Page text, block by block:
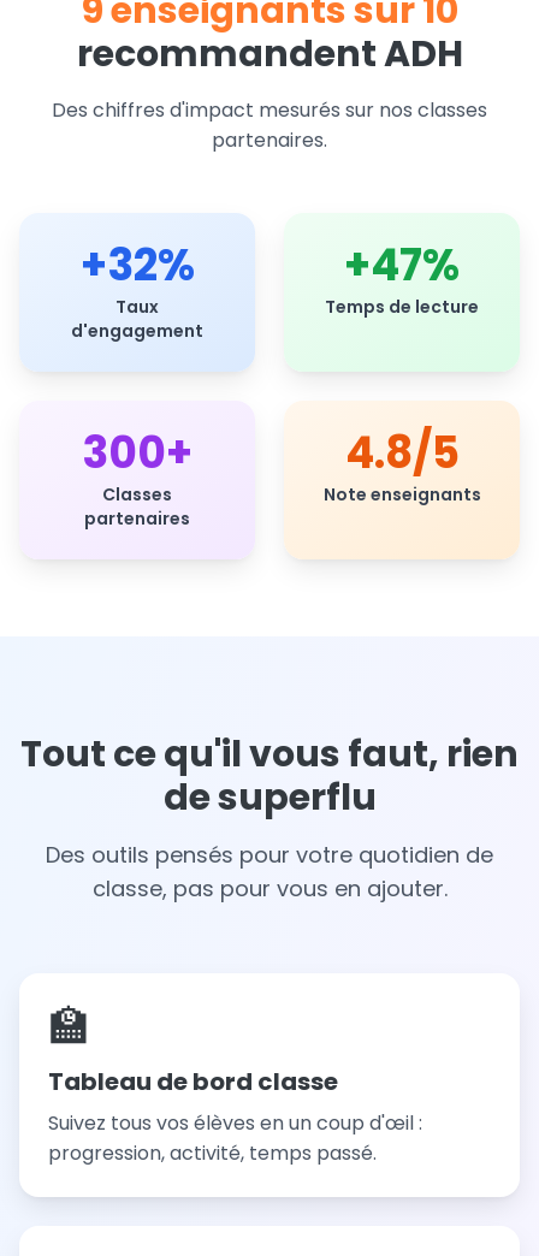
9 enseignants sur 10
recommandent ADH
Des chiffres d'impact mesurés sur nos classes
partenaires.
+32%
Taux
d'engagement
+47%
Temps de lecture
300+
Classes
partenaires
4.8/5
Note enseignants
Tout ce qu'il vous faut, rien
de superflu
Des outils pensés pour votre quotidien de
classe, pas pour vous en ajouter.
🏫
Tableau de bord classe
Suivez tous vos élèves en un coup d'œil :
progression, activité, temps passé.